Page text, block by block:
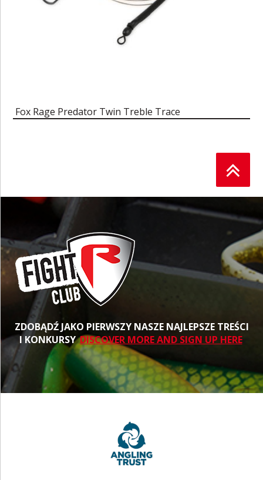
Fox Rage Predator Twin Treble Trace
ZDOBĄDŹ JAKO PIERWSZY NASZE NAJLEPSZE TREŚCI
I KONKURSYDISCOVER MORE AND SIGN UP HERE